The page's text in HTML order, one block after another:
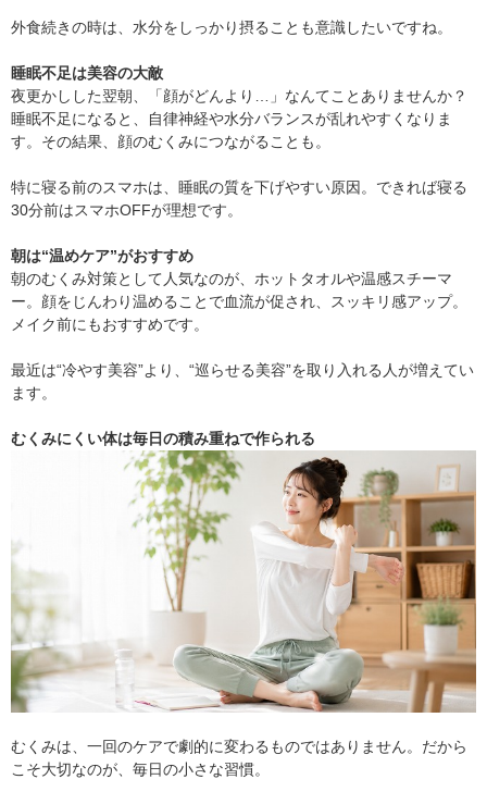
外食続きの時は、水分をしっかり摂ることも意識したいですね。
睡眠不足は美容の大敵
夜更かしした翌朝、「顔がどんより…」なんてことありませんか？
睡眠不足になると、自律神経や水分バランスが乱れやすくなりま
す。その結果、顔のむくみにつながることも。
特に寝る前のスマホは、睡眠の質を下げやすい原因。できれば寝る
30分前はスマホOFFが理想です。
朝は“温めケア”がおすすめ
朝のむくみ対策として人気なのが、ホットタオルや温感スチーマ
ー。顔をじんわり温めることで血流が促され、スッキリ感アップ。
メイク前にもおすすめです。
最近は“冷やす美容”より、“巡らせる美容”を取り入れる人が増えてい
ます。
むくみにくい体は毎日の積み重ねで作られる
むくみは、一回のケアで劇的に変わるものではありません。だから
こそ大切なのが、毎日の小さな習慣。